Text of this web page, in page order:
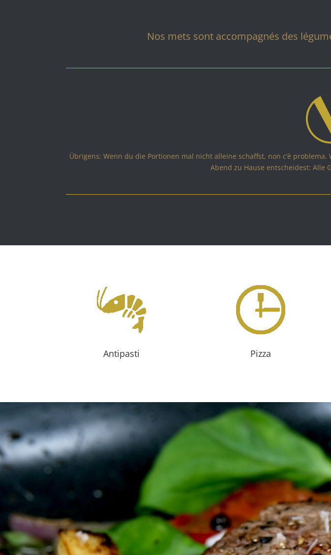
Nos mets sont accompagnés des
Übrigens: Wenn du die Portionen mal nicht alleine schaffst, non c’è
Abend zu Hause entscheidest: Alle
Antipasti Pizza